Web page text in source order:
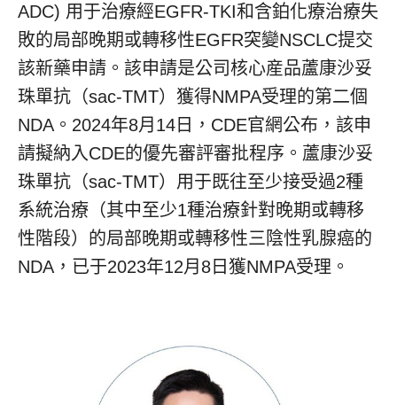
ADC) 用于治療經EGFR-TKI和含鉑化療治療失
敗的局部晚期或轉移性EGFR突變NSCLC提交
該新藥申請。該申請是公司核心産品蘆康沙妥
珠單抗（sac-TMT）獲得NMPA受理的第二個
NDA。2024年8月14日，CDE官網公布，該申
請擬納入CDE的優先審評審批程序。蘆康沙妥
珠單抗（sac-TMT）用于既往至少接受過2種
系統治療（其中至少1種治療針對晚期或轉移
性階段）的局部晚期或轉移性三陰性乳腺癌的
NDA，已于2023年12月8日獲NMPA受理。